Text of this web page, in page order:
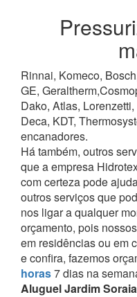
Rinnai, Komeco,
GE,
Dako, Atlas,
Deca, KDT,
encanadores.
Há também, outros
que a empresa
com certeza pode
outros serviços que
nos ligar a qualquer
orçamento, pois
em residências ou em
e confira, fazemos
horas7 dias na
Aluguel Jardim